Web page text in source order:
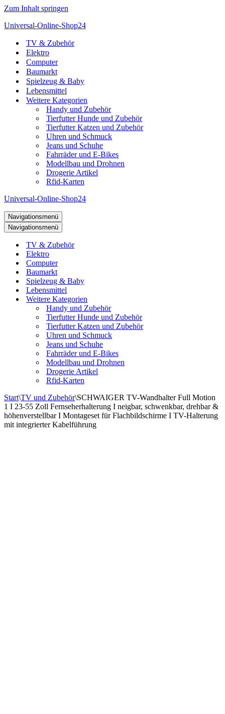
Zum Inhalt springen
Universal-Online-Shop24
TV & Zubehör
Elektro
Computer
Baumarkt
Spielzeug & Baby
Lebensmittel
Weitere Kategorien
Handy und Zubehör
Tierfutter Hunde und Zubehör
Tierfutter Katzen und Zubehör
Uhren und Schmuck
Jeans und Schuhe
Fahrräder und E-Bikes
Modellbau und Drohnen
Drogerie Artikel
Rfid-Karten
Universal-Online-Shop24
Navigationsmenü
Navigationsmenü
TV & Zubehör
Elektro
Computer
Baumarkt
Spielzeug & Baby
Lebensmittel
Weitere Kategorien
Handy und Zubehör
Tierfutter Hunde und Zubehör
Tierfutter Katzen und Zubehör
Uhren und Schmuck
Jeans und Schuhe
Fahrräder und E-Bikes
Modellbau und Drohnen
Drogerie Artikel
Rfid-Karten
Start\TV und Zubehör\SCHWAIGER TV-Wandhalter Full Motion
1 I 23-55 Zoll Fernseherhalterung I neigbar, schwenkbar, drehbar &
höhenverstellbar I Montageset für Flachbildschirme I TV-Halterung
mit integrierter Kabelführung